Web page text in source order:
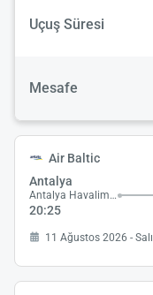
Uçuş Süresi
Mesafe
Air Baltic
Antalya
Antalya Havalimanı
20:25
11 Ağustos 2026 - Salı